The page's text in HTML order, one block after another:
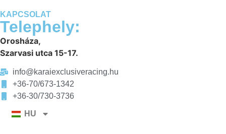
KAPCSOLAT
Telephely:
Orosháza,
Szarvasi utca 15-17.
info@karaiexclusiveracing.hu
+36-70/673-1342
+36-30/730-3736
HU